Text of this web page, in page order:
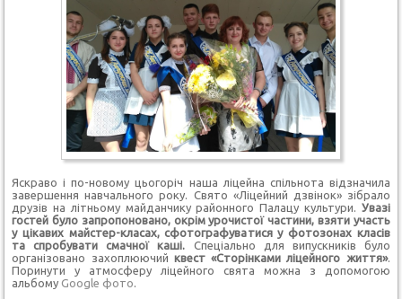
Яскраво і по-новому цьогоріч наша ліцейна спільнота відзначила
завершення навчального року. Свято «Ліцейний дзвінок» зібрало
друзів на літньому майданчику районного Палацу культури. Увазі
гостей було запропоновано, окрім урочистої частини, взяти участь
у цікавих майстер-класах, сфотографуватися у фотозонах класів
та спробувати смачної каші. Спеціально для випускників було
організовано захоплюючий квест «Сторінками ліцейного життя».
Поринути у атмосферу ліцейного свята можна з допомогою
альбому Google фото.